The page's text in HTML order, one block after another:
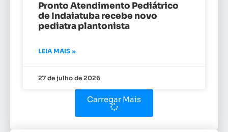
Pronto Atendimento Pediátrico
de Indaiatuba recebe novo
pediatra plantonista
LEIA MAIS »
27 de julho de 2026
Carregar Mais